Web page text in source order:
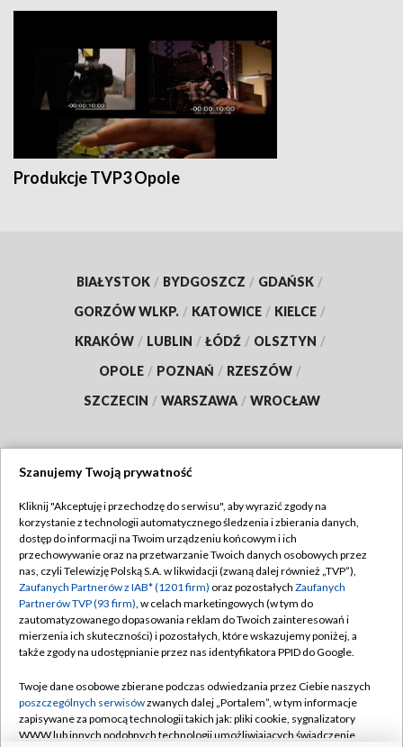
Produkcje TVP3 Opole
BIAŁYSTOK / BYDGOSZCZ / GDAŃSK /
GORZÓW WLKP. / KATOWICE / KIELCE /
KRAKÓW / LUBLIN / ŁÓDŹ / OLSZTYN /
OPOLE / POZNAŃ / RZESZÓW /
SZCZECIN / WARSZAWA / WROCŁAW
TVP
Abonament TVP
Emisja w TVP
Centrum informacji TVP
Naziemna Telewizja Cyfrowa
Rada Programowa
System NOS
Regulamin TVP
Polityka prywatności
Moje zgody
Pomoc
Kontakt
Szanujemy Twoją prywatność
Kliknij "Akceptuję i przechodzę do serwisu", aby wyrazić zgody na
korzystanie z technologii automatycznego śledzenia i zbierania danych,
dostęp do informacji na Twoim urządzeniu końcowym i ich
przechowywanie oraz na przetwarzanie Twoich danych osobowych przez
nas, czyli Telewizję Polską S.A. w likwidacji (zwaną dalej również „TVP”),
Zaufanych Partnerów z IAB* (1201 firm) oraz pozostałych Zaufanych
Partnerów TVP (93 firm), w celach marketingowych (w tym do
zautomatyzowanego dopasowania reklam do Twoich zainteresowań i
mierzenia ich skuteczności) i pozostałych, które wskazujemy poniżej, a
także zgody na udostępnianie przez nas identyfikatora PPID do Google.
Twoje dane osobowe zbierane podczas odwiedzania przez Ciebie naszych
poszczególnych serwisówzwanych dalej „Portalem”, w tym informacje
zapisywane za pomocą technologii takich jak: pliki cookie, sygnalizatory
WWW lub innych podobnych technologii umożliwiających świadczenie